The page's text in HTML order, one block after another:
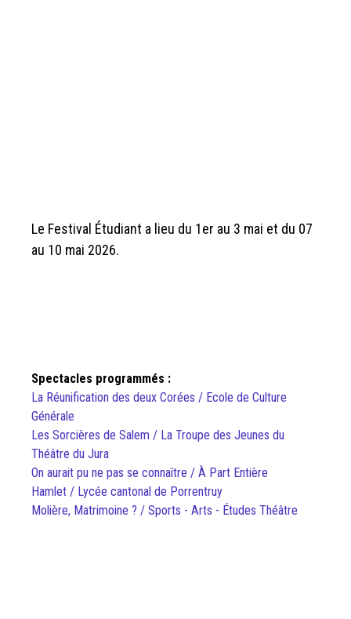
Le Festival Étudiant a lieu du 1er au 3 mai et du 07
au 10 mai 2026.
Spectacles programmés :
La Réunification des deux Corées / Ecole de Culture
Générale
Les Sorcières de Salem / La Troupe des Jeunes du
Théâtre du Jura
On aurait pu ne pas se connaître / À Part Entière
Hamlet / Lycée cantonal de Porrentruy
Molière, Matrimoine ? / Sports - Arts - Études Théâtre